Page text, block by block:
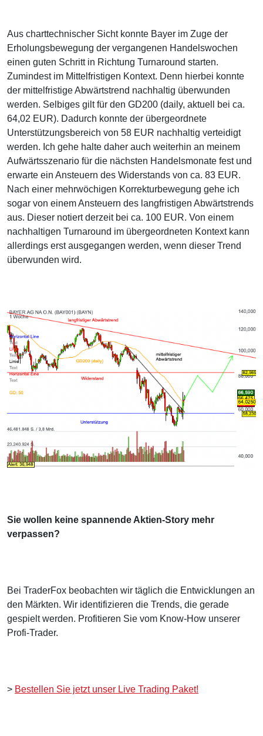
Aus charttechnischer Sicht konnte Bayer im Zuge der
Erholungsbewegung der vergangenen Handelswochen
einen guten Schritt in Richtung Turnaround starten.
Zumindest im Mittelfristigen Kontext. Denn hierbei konnte
der mittelfristige Abwärtstrend nachhaltig überwunden
werden. Selbiges gilt für den GD200 (daily, aktuell bei ca.
64,02 EUR). Dadurch konnte der übergeordnete
Unterstützungsbereich von 58 EUR nachhaltig verteidigt
werden. Ich gehe halte daher auch weiterhin an meinem
Aufwärtsszenario für die nächsten Handelsmonate fest und
erwarte ein Ansteuern des Widerstands von ca. 83 EUR.
Nach einer mehrwöchigen Korrekturbewegung gehe ich
sogar von einem Ansteuern des langfristigen Abwärtstrends
aus. Dieser notiert derzeit bei ca. 100 EUR. Von einem
nachhaltigen Turnaround im übergeordneten Kontext kann
allerdings erst ausgegangen werden, wenn dieser Trend
überwunden wird.
Sie wollen keine spannende Aktien-Story mehr
verpassen?
Bei TraderFox beobachten wir täglich die Entwicklungen an
den Märkten. Wir identifizieren die Trends, die gerade
gespielt werden. Profitieren Sie vom Know-How unserer
Profi-Trader.
> Bestellen Sie jetzt unser Live Trading Paket!